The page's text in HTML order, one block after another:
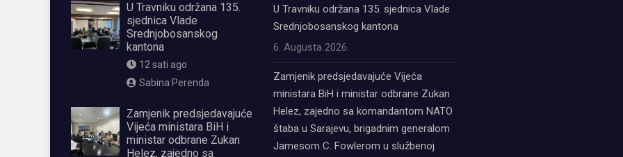
U Travniku održana 135.
sjednica Vlade
Srednjobosanskog
kantona
12 sati ago
Sabina Perenda
Zamjenik predsjedavajuće
Vijeća ministara BiH i
ministar odbrane Zukan
Helez, zajedno sa
U Travniku održana 135. sjednica Vlade
Srednjobosanskog kantona
6. Augusta 2026.
Zamjenik predsjedavajuće Vijeća
ministara BiH i ministar odbrane Zukan
Helez, zajedno sa komandantom NATO
štaba u Sarajevu, brigadnim generalom
Jamesom C. Fowlerom u službenoj